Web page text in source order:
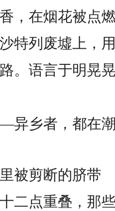
，在烟花被点
特列废墟上，
。语言于明晃
乡者，都在
被剪断的脐带
二点重叠，那